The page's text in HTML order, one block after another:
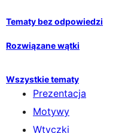
Tematy bez odpowiedzi
Rozwiązane wątki
Wszystkie tematy
Prezentacja
Motywy
Wtyczki